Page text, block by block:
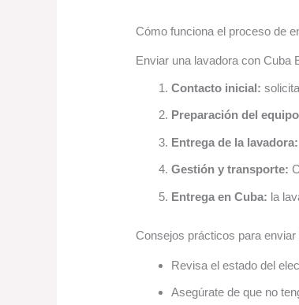
Cómo funciona el proceso de
Enviar una lavadora con Cuba
Contacto inicial:
Preparación del
Entrega de la lavadora:
Gestión y transporte:
Entrega en Cuba: la
Consejos prácticos para
Revisa el estado del
Asegúrate de que no